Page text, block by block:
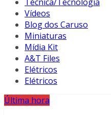
Vídeos
Blog dos Caruso
Miniaturas
Mídia Kit
A&T Files
Elétricos
Elétricos
Última hora